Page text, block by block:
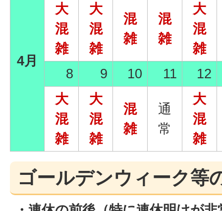
4月
大
混
雑
大
混
雑
混
雑
混
雑
大
混
雑
8
9 10 11
12
大
混
雑
大
混
雑
混
雑
通
常
大
混
雑
ゴールデンウィーク等